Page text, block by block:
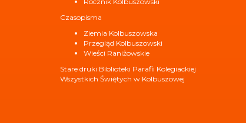
Czasopisma
Ziemia Kolbuszowska
Przegląd Kolbuszowski
Wieści Raniżowskie
Stare druki Biblioteki Parafii Kolegiackiej
Wszystkich Świętych w Kolbuszowej